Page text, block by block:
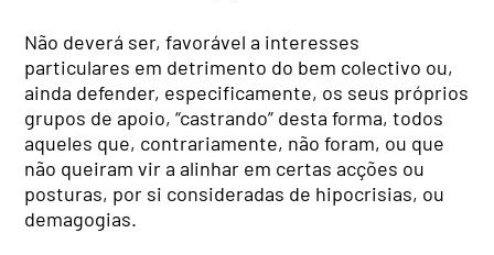
Não deverá ser, favorável a interesses
particulares em detrimento do bem colectivo ou,
ainda defender, especificamente, os seus próprios
grupos de apoio, “castrando” desta forma, todos
aqueles que, contrariamente, não foram, ou que
não queiram vir a alinhar em certas acções ou
posturas, por si consideradas de hipocrisias, ou
demagogias.